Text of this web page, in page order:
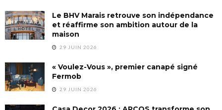
Le BHV Marais retrouve son indépendance
et réaffirme son ambition autour de la
maison
29 JUIN 2026
« Voulez-Vous », premier canapé signé
Fermob
29 JUIN 2026